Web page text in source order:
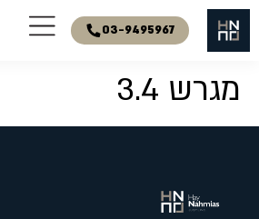
03-9495967
מגרש 3.4